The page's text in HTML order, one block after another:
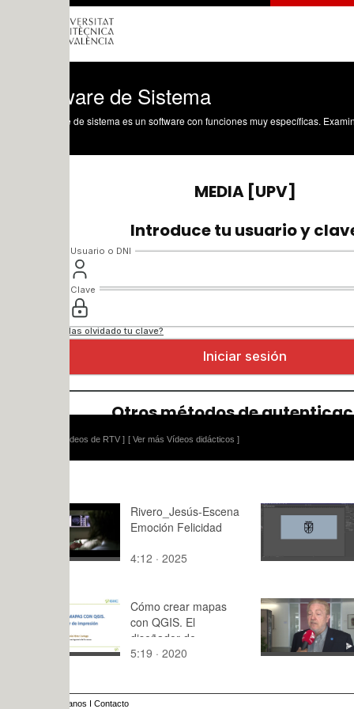
de Sistema
[ Ver más Vídeos didácticos ]
Rivero_Jesús-Escena
Emoción Felicidad
4:12 · 2025
Tutorial
trazos en
31:01 ·
Cómo crear mapas
con QGIS. El
diseñador de
impresión
5:19 · 2020
Premios
Fundación
3:42 · 2024